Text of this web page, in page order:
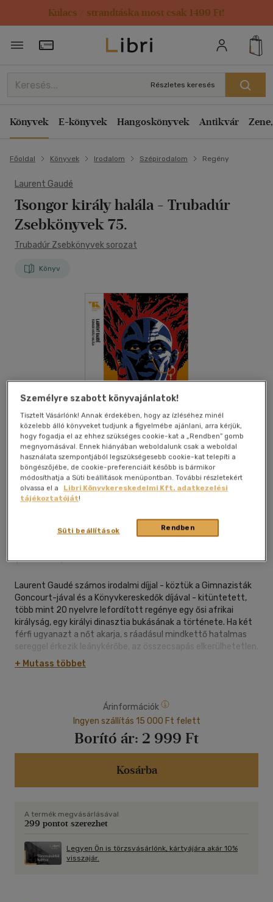
Kulacs / strandtáska most csak 1499 Ft!
Törzsvásárlói Kártya adatai
Részletes keresés
Könyvek E-könyvek Hangoskönyvek Antikvár
Főoldal Könyvek Irodalom Szépirodalom Regény
Laurent Gaudé
Tsongor király halála - Trubadúr
Zsebkönyvek 75.
Trubadúr Zsebkönyvek sorozat
Könyv
Kívánságlistához adom
|kartonált|240 oldal
Laurent Gaudé számos irodalmi díjjal - köztük a Gimnazisták
Goncourt-jával és a Könyvkereskedők díjával - kitüntetett,
több mint 20 nyelvre lefordított regénye egy ősi afrikai
királyság, egy királyi dinasztia bukásának a története. Ha két
férfi ugyanazt a nőt akarja, s ráadásul mindkettő hatalmas
sereggel érkezik leánykérőbe, az összecsapás elkerülhetetlen.
Ifjúkori bűneinek megtorlásaként sújt le Tsongor birodalmára
ez a háború, amelyben nemcsak a katonák, hanem a törzsi
+ Mutass többet
Árinformációk
Ingyen szállítás 15 000 Ft felett
Borító ár: 2 999 Ft
Kosárba
A termék megvásárlásával
299 pontot szerezhet
Legyen Ön is törzsvásárlónk, kártyájára akár 10%
visszajár.
Személyre szabott könyvajánlatok!
Tisztelt Vásárlónk! Annak érdekében, hogy az ízléséhez minél
közelebb álló könyveket tudjunk a figyelmébe ajánlani, arra kérjük,
hogy fogadja el az ehhez szükséges cookie-kat a „Rendben” gomb
megnyomásával. Ennek hiányában weboldalunk csak a weboldal
használata szempontjából legszükségesebb cookie-kat telepíti a
böngészőjébe, de cookie-preferenciáit később is bármikor
módosíthatja a Süti beállítások menüpontban. További részletekért
olvassa el a
Libri Könyvkereskedelmi Kft. adatkezelési
tájékoztatóját!
Rendben
Süti beállítások